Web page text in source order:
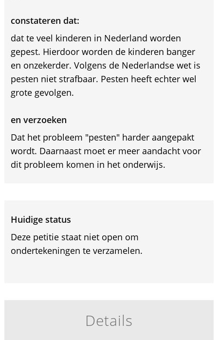
constateren dat:
dat te veel kinderen in Nederland worden
gepest. Hierdoor worden de kinderen banger
en onzekerder. Volgens de Nederlandse wet is
pesten niet strafbaar. Pesten heeft echter wel
grote gevolgen.
en verzoeken
Dat het probleem "pesten" harder aangepakt
wordt. Daarnaast moet er meer aandacht voor
dit probleem komen in het onderwijs.
Huidige status
Deze petitie staat niet open om
ondertekeningen te verzamelen.
Details